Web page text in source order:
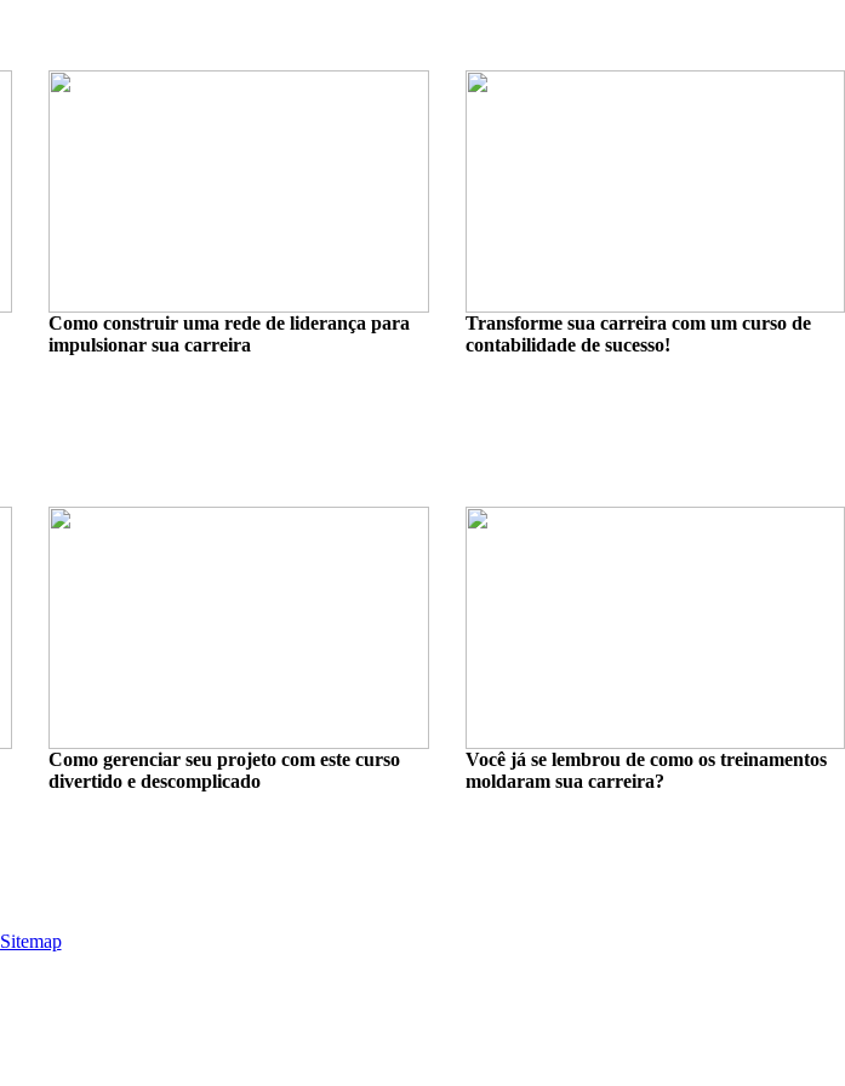
Como construir uma rede de liderança para
impulsionar sua carreira
Transforme sua carreira com um curso de
contabilidade de sucesso!
Como gerenciar seu projeto com este curso
divertido e descomplicado
Você já se lembrou de como os treinamentos
moldaram sua carreira?
Sitemap